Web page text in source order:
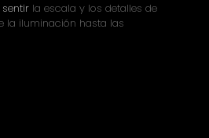
sentir la escala y los detalles de
la iluminación hasta las